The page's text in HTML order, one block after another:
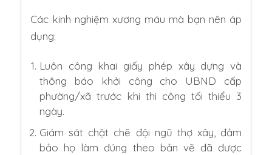
Các kinh nghiệm xương máu mà bạn nên áp
dụng:
Luôn công khai giấy phép xây dựng và
thông báo khởi công cho UBND cấp
phường/xã trước khi thi công tối thiểu 3
ngày.
Giám sát chặt chẽ đội ngũ thợ xây, đảm
bảo họ làm đúng theo bản vẽ đã được